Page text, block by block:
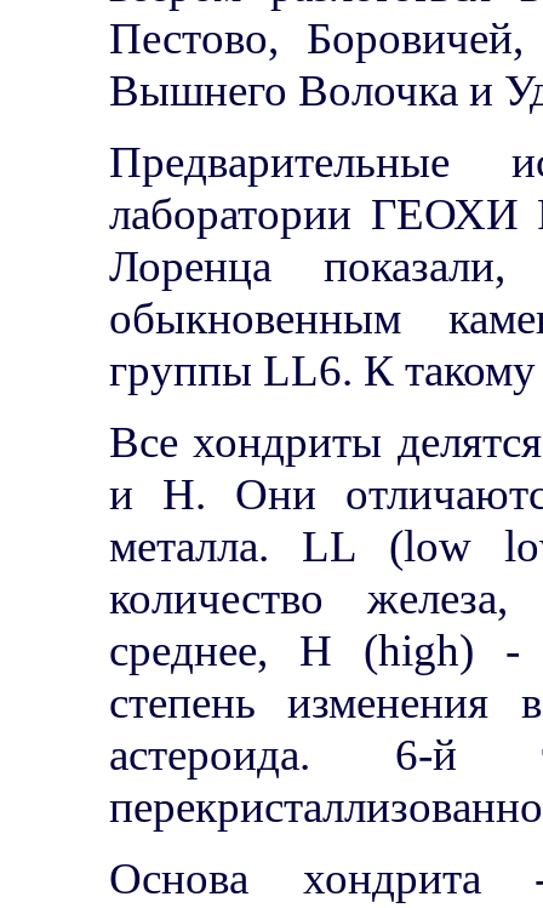
Пестово,
Вышнего Волочка и
Предварительные
лаборатории ГЕОХИ
Лоренца
обыкновенным
группы LL6. К такому
Все хондриты
и H. Они
металла. LL (low
количество
среднее, H (high) -
степень изменения
астероида. 6-й
Основа хондрита